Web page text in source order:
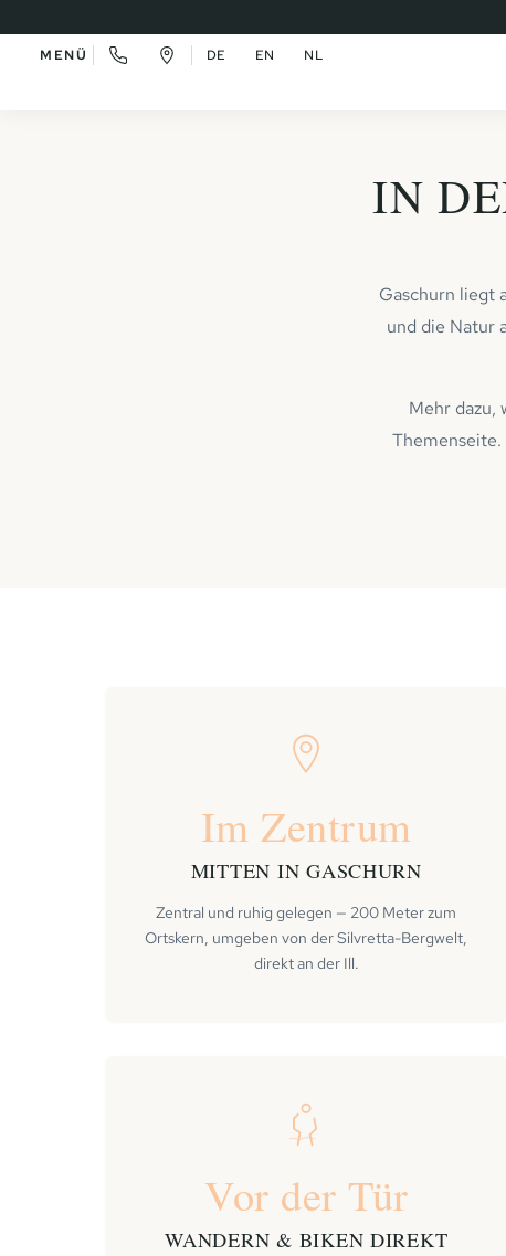
MENÜ DE EN NL
IN
Gaschurn liegt
und die Natur
Mehr dazu,
Themenseite.
Im Zentrum
MITTEN IN GASCHURN
Zentral und ruhig gelegen — 200 Meter zum
Ortskern, umgeben von der Silvretta-Bergwelt,
direkt an der Ill.
Vor der Tür
WANDERN & BIKEN DIREKT